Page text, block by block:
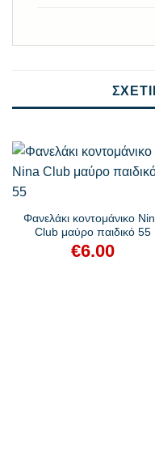
Φανελάκι κοντομάνικο
Club μαύρο παιδικό 55
€6.00